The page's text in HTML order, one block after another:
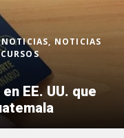
NOTICIAS
EE. UU. que